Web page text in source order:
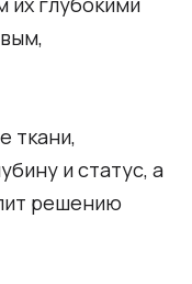
ткани,
и статус, а
решению